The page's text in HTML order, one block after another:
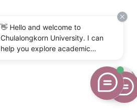
👋 Hello and welcome to
Chulalongkorn University. I can
help you explore academic